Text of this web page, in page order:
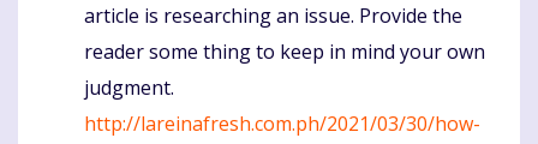
article is researching an issue. Provide the
reader some thing to keep in mind your own
judgment.
http://lareinafresh.com.ph/2021/03/30/how-